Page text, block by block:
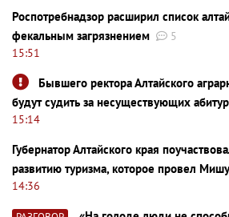
Роспотребнадзор расширил список
фекальным загрязнением
5
15:51
Бывшего ректора Алтайского
будут судить за несуществующих
15:14
Губернатор Алтайского края
развитию туризма, которое провел
14:36